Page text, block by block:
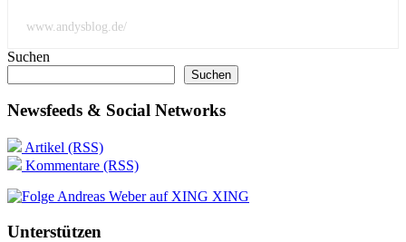
www.andysblog.de/
Suchen
Suchen
Newsfeeds & Social Networks
Artikel (RSS)
Kommentare (RSS)
XING
Unterstützen